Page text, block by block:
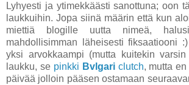
Lyhyesti ja ytimekkäästi sanottuna; oon
laukkuihin. Jopa siinä määrin että kun
miettiä blogille uutta nimeä,
mahdollisimman läheisesti fiksaatiooni
yksi arvokkaampi (mutta kuitekin
laukku, se pinkki Bvlgariclutch, mutta
päivää jolloin pääsen ostamaan